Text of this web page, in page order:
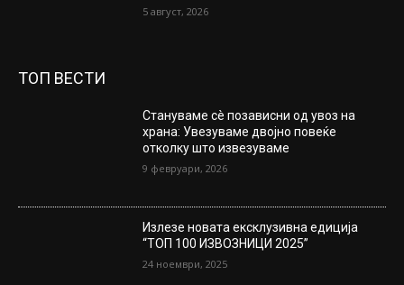
5 август, 2026
ТОП ВЕСТИ
Стануваме сè позависни од увоз на
храна: Увезуваме двојно повеќе
отколку што извезуваме
9 февруари, 2026
Излезе новата ексклузивна едиција
“ТОП 100 ИЗВОЗНИЦИ 2025”
24 ноември, 2025